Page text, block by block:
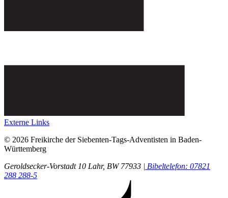
Externe Links
© 2026 Freikirche der Siebenten-Tags-Adventisten in Baden-
Württemberg
Geroldsecker-Vorstadt 10 Lahr, BW 77933 | Bibeltelefon: 07821
288 288-5